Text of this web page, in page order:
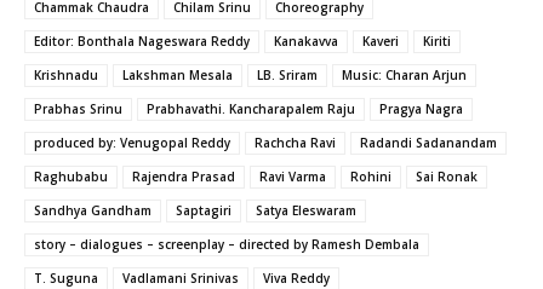
Chammak Chaudra
Chilam Srinu
Choreography
Editor: Bonthala Nageswara Reddy
Kanakavva Kaveri
Kiriti
Krishnadu
Lakshman Mesala LB. Sriram
Music: Charan Arjun
Prabhas Srinu
Prabhavathi. Kancharapalem Raju
Pragya Nagra
produced by: Venugopal Reddy
Rachcha Ravi
Radandi Sadanandam
Raghubabu
Rajendra Prasad Ravi Varma Rohini
Sai Ronak
Sandhya Gandham
Saptagiri
Satya Eleswaram
story – dialogues – screenplay – directed by Ramesh Dembala
T. Suguna
Vadlamani Srinivas Viva Reddy